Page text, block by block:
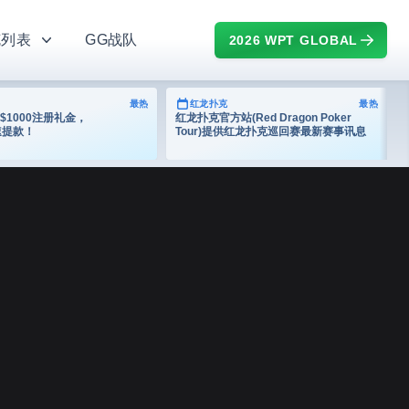
表 GG战队 2026 WPT GLOBAL
最热
注册礼金，
款！
红龙扑克 最热
红龙扑克官方站(Red Dragon Poker
Tour)提供红龙扑克巡回赛最新赛事讯息